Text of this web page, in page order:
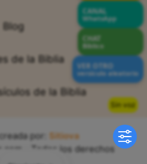
Sin voz
Blog
de la Biblia
de la Biblia
por:
Sitiova
- Todos los derechos
CANAL
WhatsApp
CHAT
Bíblico
VER OTRO
versículo aleatorio